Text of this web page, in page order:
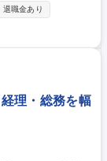
力をアップし、感
、業界情報の収集
の調整や集客の為
案件のプロジェク
育成関連のプロジ
退職金あり
理・総務を幅